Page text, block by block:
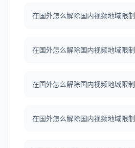
在国外怎么解除国内视频地域限制
在国外怎么解除国内视频地域限制
在国外怎么解除国内视频地域限制
在国外怎么解除国内视频地域限制